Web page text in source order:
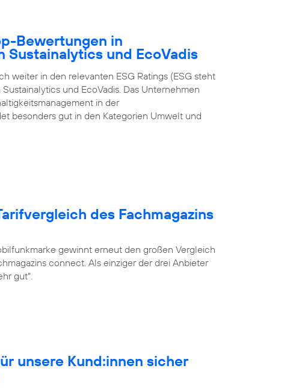
Bewertungen in
Sustainalytics und EcoVadis
weiter in den relevanten ESG Ratings (ESG steht
und EcoVadis. Das Unternehmen
in der
besonders gut in den Kategorien Umwelt und
des Fachmagazins
gewinnt erneut den großen Vergleich
connect. Als einziger der drei Anbieter
gut“.
unsere Kund:innen sicher